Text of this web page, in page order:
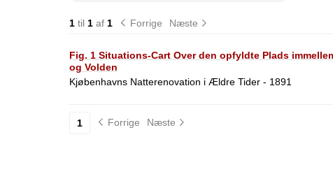
1til 1af 1 Forrige Næste
Fig. 1 Situations-Cart Over den opfyldte Plads
og Volden
Kjøbenhavns Natterenovation i Ældre Tider - 1891
1 Forrige Næste